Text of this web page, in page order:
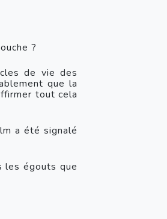
?
de vie des
que la
tout cela
a été signalé
les égouts que